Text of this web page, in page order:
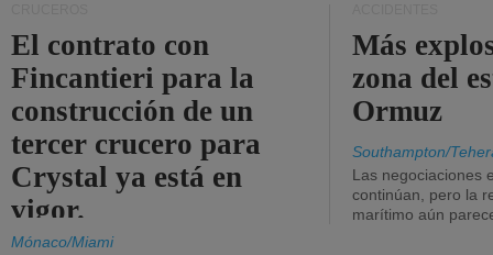
El contrato con
Fincantieri para la
construcción de un
tercer crucero para
Crystal ya está en
vigor.
Mónaco/Miami
Más
zona del
Ormuz
Southampton/
Las negociaciones
continúan, pero la
marítimo aún